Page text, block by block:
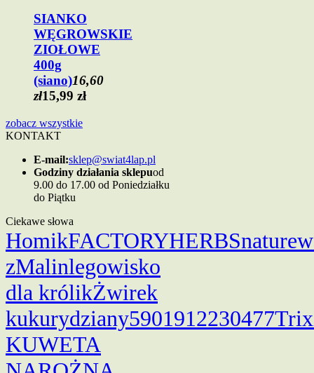
SIANKO
WĘGROWSKIE
ZIOŁOWE
400g
(siano)16,60
zł15,99 zł
zobacz wszystkie
KONTAKT
E-mail:sklep@swiat4lap.pl
Godziny działania sklepuod
9.00 do 17.00 od Poniedziałku
do Piątku
Ciekawe słowa
HomikFACTORYHERBSnature
zMalinlegowisko
dla królikŻwirek
kukurydziany5901912230477
KUWETA